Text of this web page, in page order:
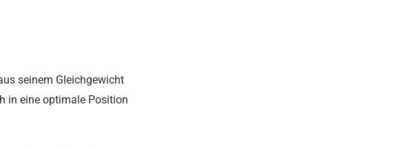
seinem Gleichgewicht
in eine optimale Position